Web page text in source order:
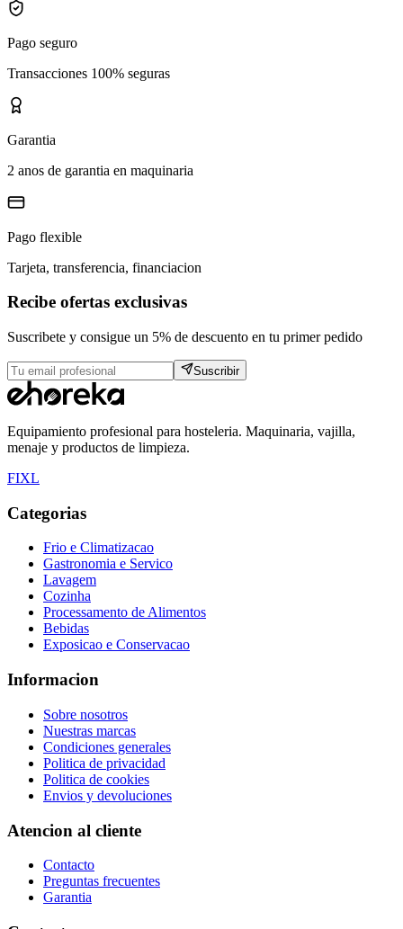
Pago seguro
Transacciones 100% seguras
Garantia
2 anos de garantia en maquinaria
Pago flexible
Tarjeta, transferencia, financiacion
Recibe ofertas exclusivas
Suscribete y consigue un 5% de descuento en tu primer pedido
Suscribir
Equipamiento profesional para hosteleria. Maquinaria, vajilla,
menaje y productos de limpieza.
FIXL
Categorias
Frio e Climatizacao
Gastronomia e Servico
Lavagem
Cozinha
Processamento de Alimentos
Bebidas
Exposicao e Conservacao
Informacion
Sobre nosotros
Nuestras marcas
Condiciones generales
Politica de privacidad
Politica de cookies
Envios y devoluciones
Atencion al cliente
Contacto
Preguntas frecuentes
Garantia